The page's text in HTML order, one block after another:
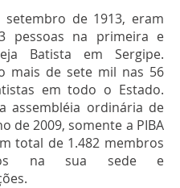
setembro de 1913, eram
pessoas na primeira e
Batista em Sergipe.
mais de sete mil nas 56
em todo o Estado.
assembléia ordinária de
de 2009, somente a PIBA
total de 1.482 membros
na sua sede e